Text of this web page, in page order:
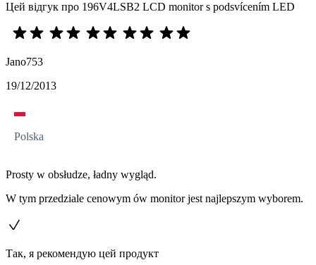
Цей відгук про 196V4LSB2 LCD monitor s podsvícením LED
Jano753
19/12/2013
Polska
Prosty w obsłudze, ładny wygląd.
W tym przedziale cenowym ów monitor jest najlepszym wyborem.
Так, я рекомендую цей продукт